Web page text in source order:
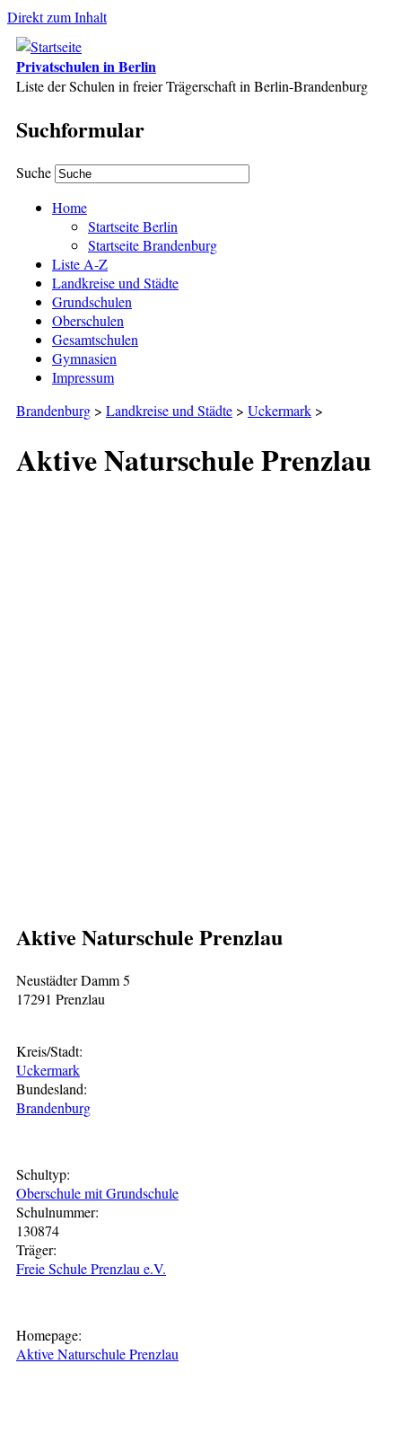
Direkt zum Inhalt
Privatschulen in Berlin
Liste der Schulen in freier Trägerschaft in Berlin-Brandenburg
Suchformular
Suche
Home
Startseite Berlin
Startseite Brandenburg
Liste A-Z
Landkreise und Städte
Grundschulen
Oberschulen
Gesamtschulen
Gymnasien
Impressum
Brandenburg > Landkreise und Städte > Uckermark >
Aktive Naturschule Prenzlau
Aktive Naturschule Prenzlau
Neustädter Damm 5
17291 Prenzlau
Kreis/Stadt:
Uckermark
Bundesland:
Brandenburg
Schultyp:
Oberschule mit Grundschule
Schulnummer:
130874
Träger:
Freie Schule Prenzlau e.V.
Homepage:
Aktive Naturschule Prenzlau